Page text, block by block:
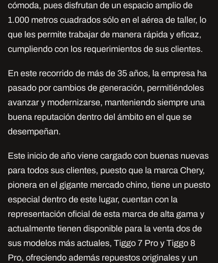
cómoda, pues disfrutan de un espacio amplio de
1.000 metros cuadrados sólo en el aérea de taller, lo
que les permite trabajar de manera rápida y eficaz,
cumpliendo con los requerimientos de sus clientes.
En este recorrido de más de 35 años, la empresa ha
pasado por cambios de generación, permitiéndoles
avanzar y modernizarse, manteniendo siempre una
buena reputación dentro del ámbito en el que se
desempeñan.
Este inicio de año viene cargado con buenas nuevas
para todos sus clientes, puesto que la marca Chery,
pionera en el gigante mercado chino, tiene un puesto
especial dentro de este lugar, cuentan con la
representación oficial de esta marca de alta gama y
actualmente tienen disponible para la venta dos de
sus modelos más actuales, Tiggo 7 Pro y Tiggo 8
Pro, ofreciendo además repuestos originales y un